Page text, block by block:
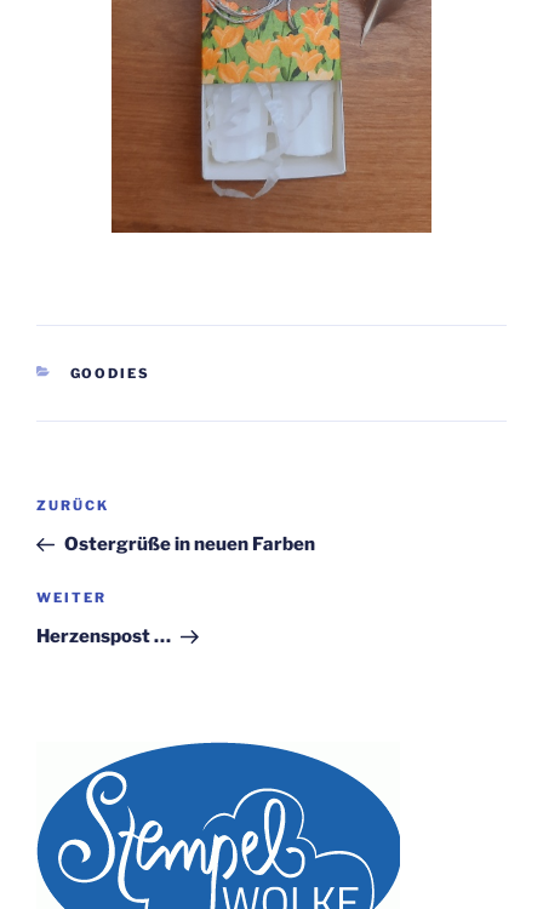
KATEGORIEN
GOODIES
Beitragsnavigation
Vorheriger
Beitrag
ZURÜCK
Ostergrüße in neuen Farben
Nächster
Beitrag
WEITER
Herzenspost …